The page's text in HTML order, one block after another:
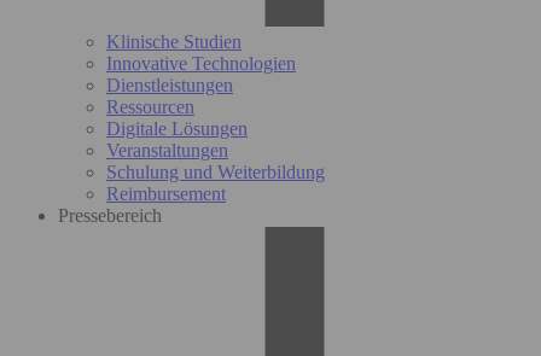
Klinische Studien
Innovative Technologien
Dienstleistungen
Ressourcen
Digitale Lösungen
Veranstaltungen
Schulung und Weiterbildung
Reimbursement
Pressebereich